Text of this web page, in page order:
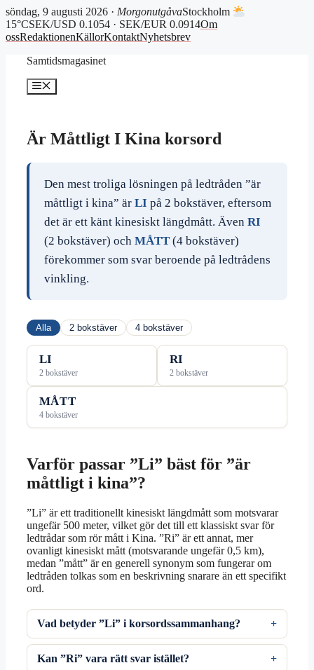
söndag, 9 augusti 2026 · MorgonutgåvaStockholm
15°CSEK/USD 0.1054 · SEK/EUR 0.0914Om
ossRedaktionenKällorKontaktNyhetsbrev
Samtidsmagasinet
Meny
Är Måttligt I Kina korsord
Den mest troliga lösningen på ledtråden ”är
måttligt i kina” är LI på 2 bokstäver, eftersom
det är ett känt kinesiskt längdmått. Även RI
(2 bokstäver) och MÅTT(4 bokstäver)
förekommer som svar beroende på ledtrådens
vinkling.
Alla 2 bokstäver 4 bokstäver
LI
2 bokstäver
RI
2 bokstäver
MÅTT
4 bokstäver
Varför passar ”Li” bäst för ”är
måttligt i kina”?
”Li” är ett traditionellt kinesiskt längdmått som motsvarar
ungefär 500 meter, vilket gör det till ett klassiskt svar för
ledtrådar som rör mått i Kina. ”Ri” är ett annat, mer
ovanligt kinesiskt mått (motsvarande ungefär 0,5 km),
medan ”mått” är en generell synonym som fungerar om
ledtråden tolkas som en beskrivning snarare än ett specifikt
ord.
Vad betyder ”Li” i korsordssammanhang?
Kan ”Ri” vara rätt svar istället?